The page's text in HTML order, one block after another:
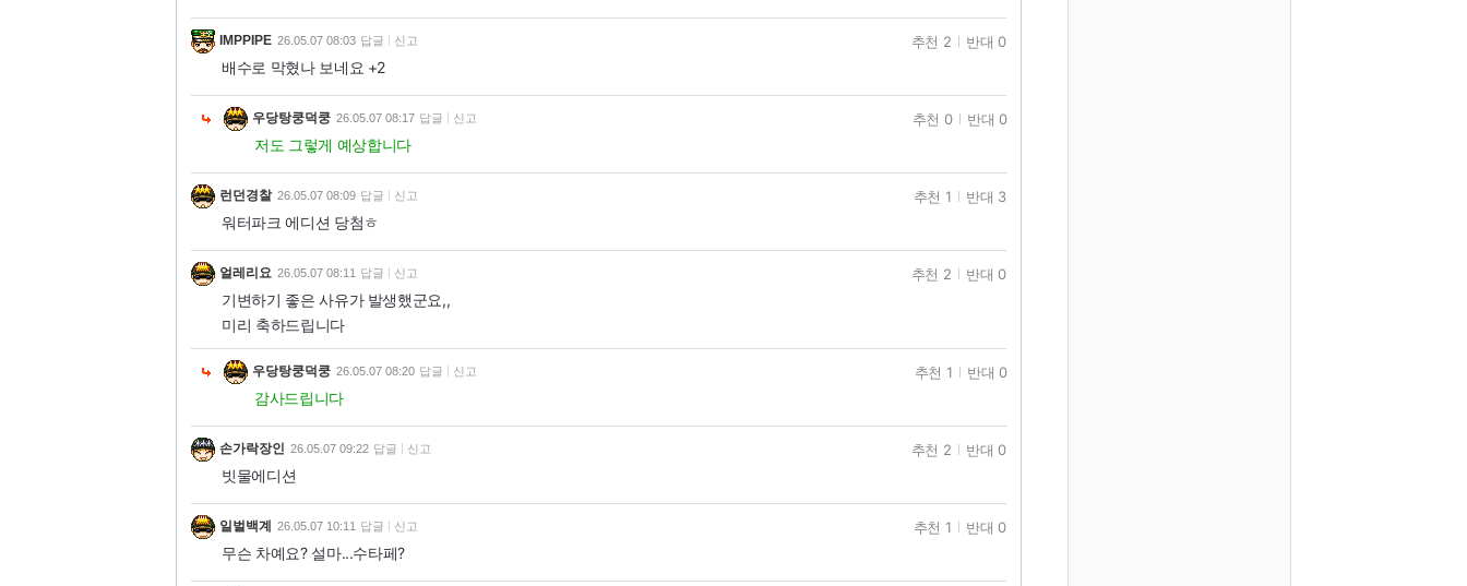
IMPPIPE 26.05.07 08:03 답글 신고
배수로 막혔나 보네요 +2
추천 2 반대 0
우당탕쿵덕쿵 26.05.07 08:17 답글 신고
저도 그렇게 예상합니다
추천 0 반대 0
런던경찰 26.05.07 08:09 답글 신고
워터파크 에디션 당첨ㅎ
추천 1 반대 3
얼레리요 26.05.07 08:11 답글 신고
기변하기 좋은 사유가 발생했군요,,
미리 축하드립니다
추천 2 반대 0
우당탕쿵덕쿵 26.05.07 08:20 답글 신고
감사드립니다
추천 1 반대 0
손가락장인 26.05.07 09:22 답글 신고
빗물에디션
추천 2 반대 0
일벌백계 26.05.07 10:11 답글 신고
무슨 차예요? 설마...수타페?
추천 1 반대 0